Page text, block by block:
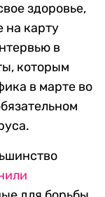
здоровье,
на карту
в
которым
в марте во